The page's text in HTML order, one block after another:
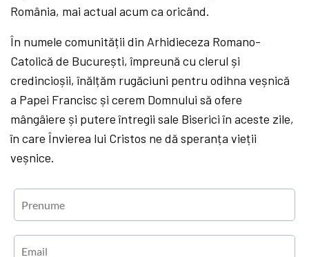
România, mai actual acum ca oricând.
În numele comunității din Arhidieceza Romano-
Catolică de București, împreună cu clerul și
credincioșii, înălțăm rugăciuni pentru odihna veșnică
a Papei Francisc și cerem Domnului să ofere
mângâiere și putere întregii sale Biserici în aceste zile,
în care Învierea lui Cristos ne dă speranța vieții
veșnice.